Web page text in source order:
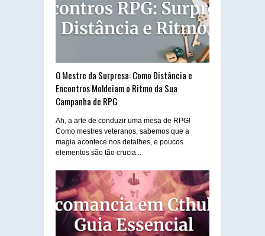
O Mestre da Surpresa: Como Distância e
Encontros Moldeiam o Ritmo da Sua
Campanha de RPG
Ah, a arte de conduzir uma mesa de RPG!
Como mestres veteranos, sabemos que a
magia acontece nos detalhes, e poucos
elementos são tão crucia...